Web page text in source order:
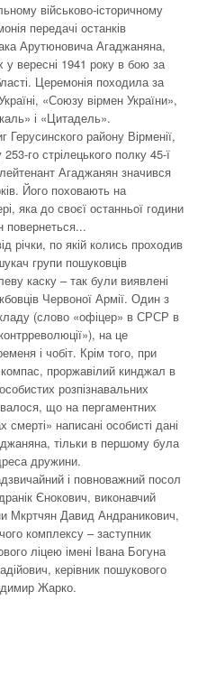
військово-історичному
передачі останків
Арутюновича Агаджаняна,
вересні 1941 року в бою за
Церемонія походила за
«Союзу вірмен України»,
і «Цитадель».
району Вірменії,
го стрілецького полку 45-ї
Агаджанян значився
Його поховають на
яка до своєї останньої години
повернеться...
річки, по якій колись проходив
групи пошуковців
каску – так були виявлені
Червоної Армії. Один з
(слово «офіцер» в СРСР в
на це
і чобіт. Крім того, при
компас, проржавілий кинджал в
розпізнавальних
що на пергаментних
написані особисті дані
тільки в першому була
дружини.
і повноважний посол
Єнокович, виконавчий
Мкртчян Давид Андраникович,
комплексу – заступник
ліцею імені Івана Богуна
керівник пошукового
Жарко.